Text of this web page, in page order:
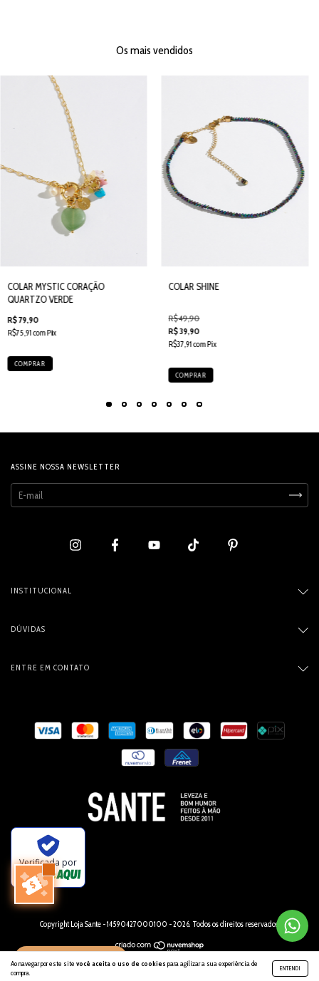
Ao navegar por este site você aceita o uso de cookies para agilizar a sua experiência de
compra.
ENTENDI
Os mais vendidos
COLAR MYSTIC CORAÇÃO
QUARTZO VERDE
R$ 79,90
R$75,91 com Pix
COMPRAR
COLAR SHINE
R$ 49,90
R$ 39,90
R$37,91 com Pix
COMPRAR
ASSINE NOSSA NEWSLETTER
INSTITUCIONAL
DÚVIDAS
ENTRE EM CONTATO
Verificada por
Copyright Loja Sante - 14590427000100 - 2026. Todos os direitos reservados.